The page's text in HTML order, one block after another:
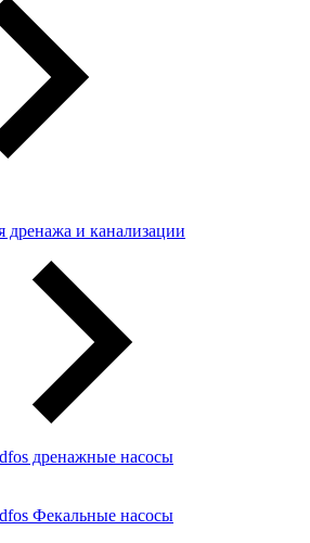
дренажа и канализации
дренажные насосы
Фекальные насосы